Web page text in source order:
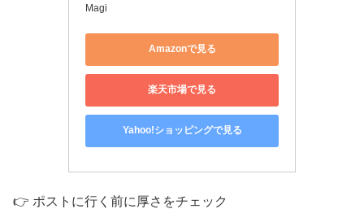
Magi
Amazonで見る
楽天市場で見る
Yahoo!ショッピングで見る
👉 ポストに行く前に厚さをチェック